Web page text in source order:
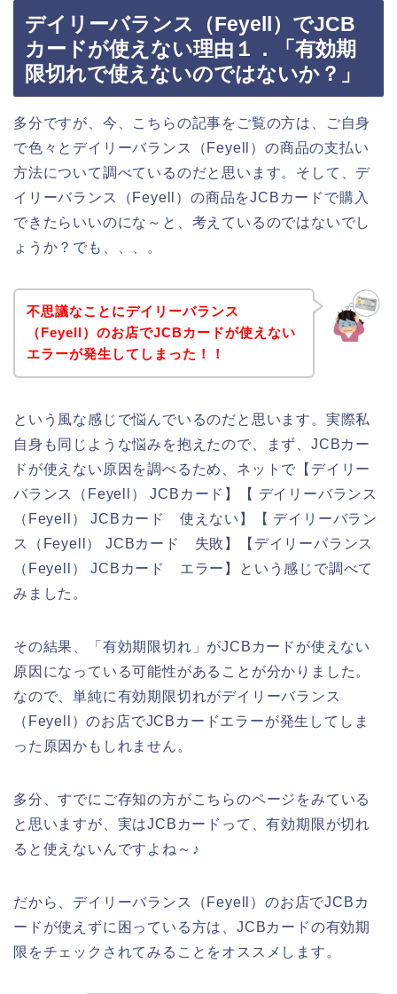
デイリーバランス（Feyell）でJCB
カードが使えない理由１．「有効期
限切れで使えないのではないか？」
多分ですが、今、こちらの記事をご覧の方は、ご自身
で色々とデイリーバランス（Feyell）の商品の支払い
方法について調べているのだと思います。そして、デ
イリーバランス（Feyell）の商品をJCBカードで購入
できたらいいのにな～と、考えているのではないでし
ょうか？でも、、、。
不思議なことにデイリーバランス
（Feyell）のお店でJCBカードが使えない
エラーが発生してしまった！！
という風な感じで悩んでいるのだと思います。実際私
自身も同じような悩みを抱えたので、まず、JCBカー
ドが使えない原因を調べるため、ネットで【デイリー
バランス（Feyell） JCBカード】【 デイリーバランス
（Feyell） JCBカード 使えない】【 デイリーバラン
ス（Feyell） JCBカード 失敗】【デイリーバランス
（Feyell） JCBカード エラー】という感じで調べて
みました。
その結果、「有効期限切れ」がJCBカードが使えない
原因になっている可能性があることが分かりました。
なので、単純に有効期限切れがデイリーバランス
（Feyell）のお店でJCBカードエラーが発生してしま
った原因かもしれません。
多分、すでにご存知の方がこちらのページをみている
と思いますが、実はJCBカードって、有効期限が切れ
ると使えないんですよね～♪
だから、デイリーバランス（Feyell）のお店でJCBカ
ードが使えずに困っている方は、JCBカードの有効期
限をチェックされてみることをオススメします。